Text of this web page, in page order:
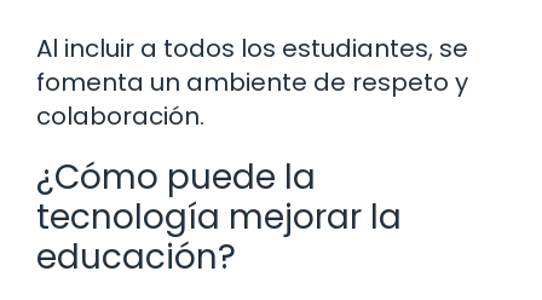
Al incluir a todos los estudiantes, se
fomenta un ambiente de respeto y
colaboración.
¿Cómo puede la
tecnología mejorar la
educación?